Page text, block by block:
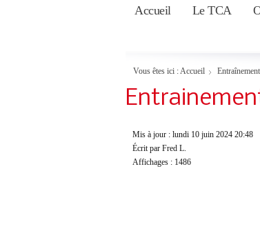
Accueil Le TCA
Vous êtes ici : Accueil
Mis à jour : lundi 10 juin 2024 20:48
Écrit par Fred L.
Affichages : 1486